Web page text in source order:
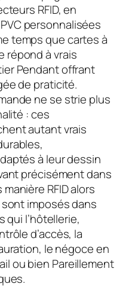
RFID, en
personnalisées
temps que cartes à
répond à vrais
Pendant offrant
de praticité.
ne se strie plus
: ces
autant vrais
à leur dessin
précisément dans
RFID alors
imposés dans
qui l’hôtellerie,
d’accès, la
le négoce en
ou bien Pareillement